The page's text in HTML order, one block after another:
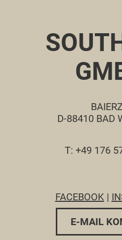
D-88410 BAD
T: +49 176
FACEBOOK |
E-MAIL